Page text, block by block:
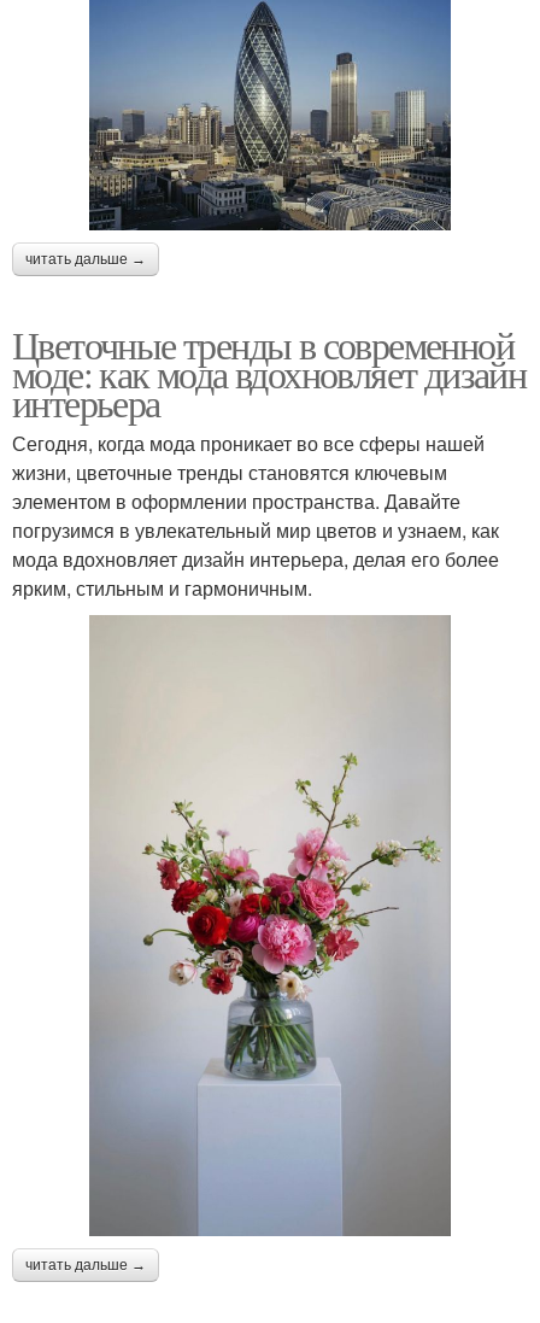
читать дальше →
Цветочные тренды в современной
моде: как мода вдохновляет дизайн
интерьера
Сегодня, когда мода проникает во все сферы нашей
жизни, цветочные тренды становятся ключевым
элементом в оформлении пространства. Давайте
погрузимся в увлекательный мир цветов и узнаем, как
мода вдохновляет дизайн интерьера, делая его более
ярким, стильным и гармоничным.
читать дальше →